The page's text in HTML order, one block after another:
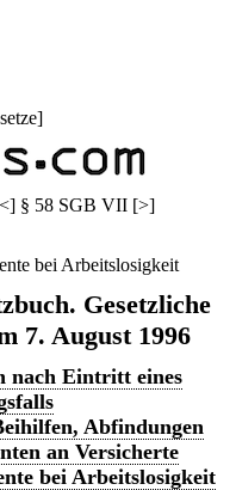
]
] § 58 SGB VII [>]
bei Arbeitslosigkeit
Gesetzliche
7. August 1996
nach Eintritt eines
Abfindungen
an Versicherte
bei Arbeitslosigkeit